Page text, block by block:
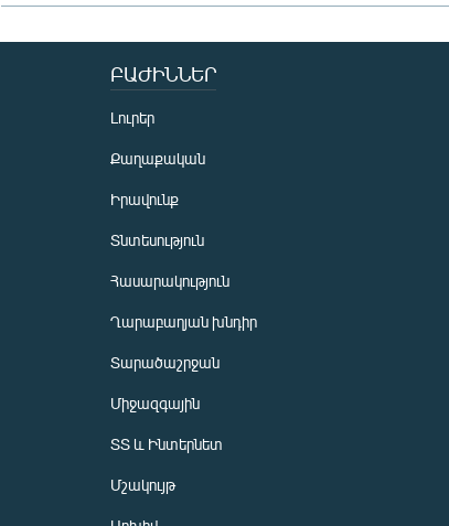
ԲԱԺԻՆՆԵՐ
Լուրեր
Քաղաքական
Իրավունք
Տնտեսություն
Հասարակություն
Ղարաբաղյան խնդիր
Տարածաշրջան
Միջազգային
ՏՏ և Ինտերնետ
Մշակույթ